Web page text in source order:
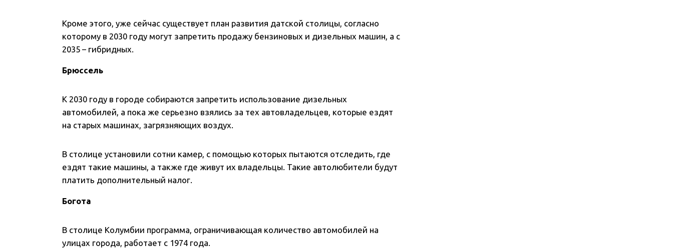
Кроме этого, уже сейчас существует план развития датской столицы, согласно
которому в 2030 году могут запретить продажу бензиновых и дизельных машин, а с
2035 – гибридных.
Брюссель
К 2030 году в городе собираются запретить использование дизельных
автомобилей, а пока же серьезно взялись за тех автовладельцев, которые ездят
на старых машинах, загрязняющих воздух.
В столице установили сотни камер, с помощью которых пытаются отследить, где
ездят такие машины, а также где живут их владельцы. Такие автолюбители будут
платить дополнительный налог.
Богота
В столице Колумбии программа, ограничивающая количество автомобилей на
улицах города, работает с 1974 года.